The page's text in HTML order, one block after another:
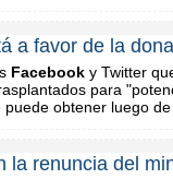
a favor de la
Facebook y Twitter
para
obtener luego
la renuncia del